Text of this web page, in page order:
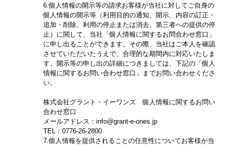
6.個人情報の開示等の請求お客様が当社に対してご自身の
個人情報の開示等（利用目的の通知、開示、内容の訂正・
追加・削除、利用の停止または消去、第三者への提供の停
止）に関して、当社「個人情報に関するお問合わせ窓口」
に申し出ることができます。その際、当社はご本人を確認
させていただいたうえで、合理的な期間内に対応いたしま
す。開示等の申し出の詳細につきましては、下記の「個人
情報に関するお問い合わせ窓口」までお問い合わせくださ
い。
株式会社グラント・イーワンズ 個人情報に関するお問い
合わせ窓口
メールアドレス：info@grant-e-ones.jp
TEL：0776-26-2800
7.個人情報を提供されることの任意性についてお客様が当